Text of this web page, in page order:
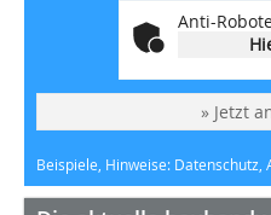
Anti-
» Jetzt
Beispiele, Hinweise: Datenschutz,